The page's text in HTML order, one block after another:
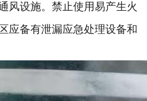
风设施。禁止使用易产生火
应备有泄漏应急处理设备和